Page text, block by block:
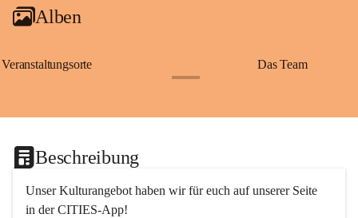
Alben
Veranstaltungsorte Das Team
Beschreibung
Unser Kulturangebot haben wir für euch auf unserer Seite
in der CITIES-App!